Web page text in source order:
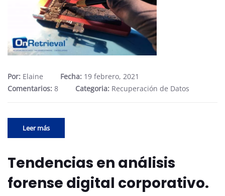
Por: Elaine Fecha: 19 febrero, 2021
Comentarios: 8 Categoria: Recuperación de Datos
Leer más
Tendencias en análisis
forense digital corporativo.